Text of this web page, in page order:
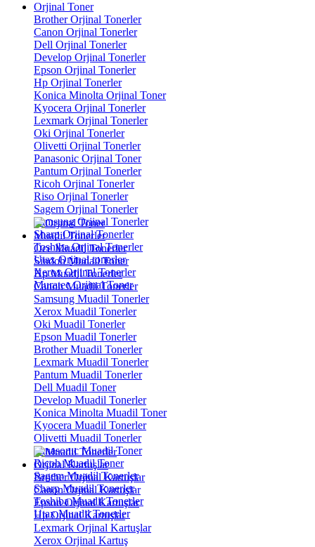
Orjinal Toner
Brother Orjinal Tonerler
Canon Orjinal Tonerler
Dell Orjinal Tonerler
Develop Orjinal Tonerler
Epson Orjinal Tonerler
Hp Orjinal Tonerler
Konica Minolta Orjinal Toner
Kyocera Orjinal Tonerler
Lexmark Orjinal Tonerler
Oki Orjinal Tonerler
Olivetti Orjinal Tonerler
Panasonic Orjinal Toner
Pantum Orjinal Tonerler
Ricoh Orjinal Tonerler
Riso Orjinal Tonerler
Sagem Orjinal Tonerler
Samsung Orjinal Tonerler
Sharp Orjinal Tonerler
Toshiba Orjinal Tonerler
Utax Orjinal tonerler
Xerox Orjinal Tonerler
Muratec Orjinal Toner
Muadil Tonerler
Oce Muadil Tonerler
Sindoh Mudail Toner
Hp Muadil Tonerler
Canon Muadil Tonerler
Samsung Muadil Tonerler
Xerox Muadil Tonerler
Oki Muadil Tonerler
Epson Muadil Tonerler
Brother Muadil Tonerler
Lexmark Muadil Tonerler
Pantum Muadil Tonerler
Dell Muadil Toner
Develop Muadil Tonerler
Konica Minolta Muadil Toner
Kyocera Muadil Tonerler
Olivetti Muadil Tonerler
Panasonıc Muadil Toner
Ricoh Muadil Toner
Sagem Muadil Tonerler
Sharp Muadil Tonerler
Toshiba Muadil Tonerler
Utax Muadil Tonerler
Orjinal Kartuşlar
Brother Orjinal Kartuşlar
Canon Orjinal Kartuşlar
Epson Orjinal Kartuşlar
Hp Orjinal Kartuşlar
Lexmark Orjinal Kartuşlar
Xerox Orjinal Kartuş